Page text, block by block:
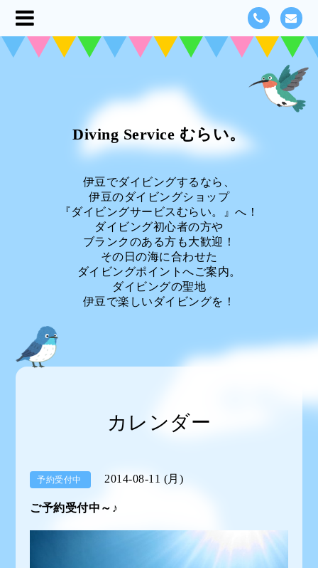
Diving Service むらい。
伊豆でダイビングするなら、
伊豆のダイビングショップ
『ダイビングサービスむらい。』へ！
ダイビング初心者の方や
ブランクのある方も大歓迎！
その日の海に合わせた
ダイビングポイントへご案内。
ダイビングの聖地
伊豆で楽しいダイビングを！
カレンダー
予約受付中 2014-08-11 (月)
ご予約受付中～♪